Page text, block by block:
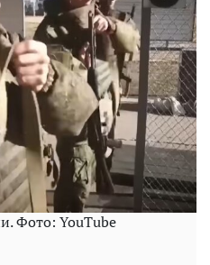
Фото: YouTube